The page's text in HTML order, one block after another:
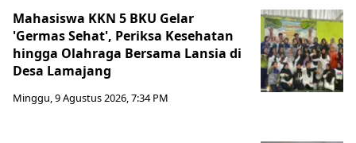
Mahasiswa KKN 5 BKU Gelar
'Germas Sehat', Periksa Kesehatan
hingga Olahraga Bersama Lansia di
Desa Lamajang
Minggu, 9 Agustus 2026, 7:34 PM